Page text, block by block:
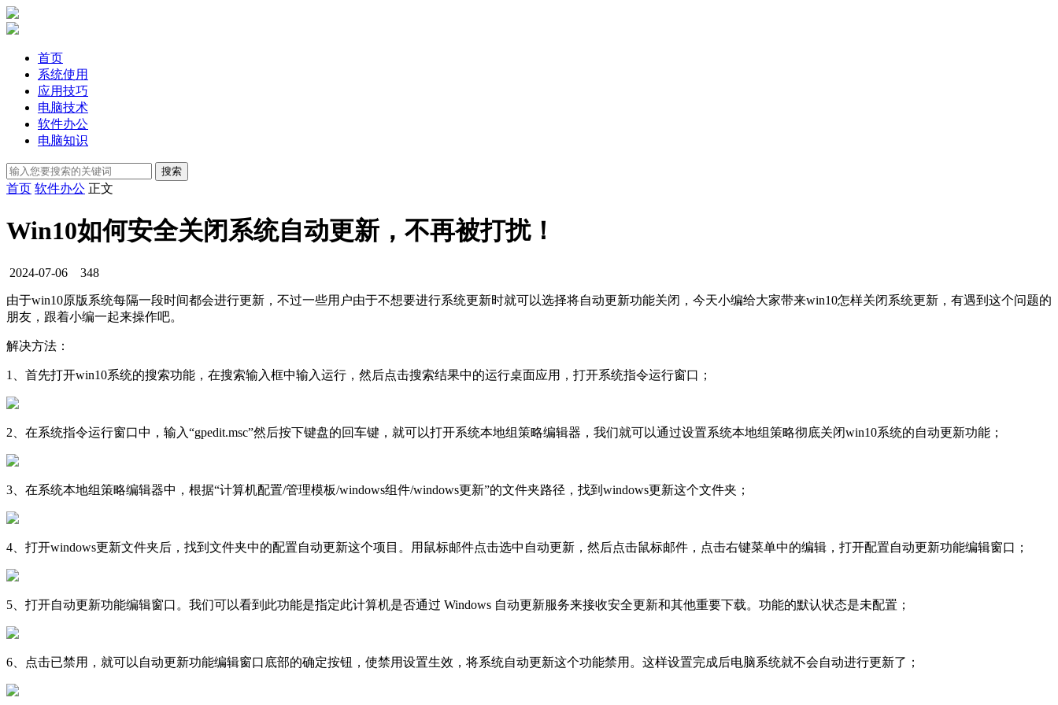
首页
系统使用
应用技巧
电脑技术
软件办公
电脑知识
首页 软件办公 正文
Win10如何安全关闭系统自动更新，不再被打扰！
2024-07-06 348
由于win10原版系统每隔一段时间都会进行更新，不过一些用户由于不想要进行系统更新时就可以选择将自动更新功能关闭，今天小编给大家带来win10怎样关闭系统更新，有遇到这个问题的
朋友，跟着小编一起来操作吧。
解决方法：
1、首先打开win10系统的搜索功能，在搜索输入框中输入运行，然后点击搜索结果中的运行桌面应用，打开系统指令运行窗口；
2、在系统指令运行窗口中，输入“gpedit.msc”然后按下键盘的回车键，就可以打开系统本地组策略编辑器，我们就可以通过设置系统本地组策略彻底关闭win10系统的自动更新功能；
3、在系统本地组策略编辑器中，根据“计算机配置/管理模板/windows组件/windows更新”的文件夹路径，找到windows更新这个文件夹；
4、打开windows更新文件夹后，找到文件夹中的配置自动更新这个项目。用鼠标邮件点击选中自动更新，然后点击鼠标邮件，点击右键菜单中的编辑，打开配置自动更新功能编辑窗口；
5、打开自动更新功能编辑窗口。我们可以看到此功能是指定此计算机是否通过 Windows 自动更新服务来接收安全更新和其他重要下载。功能的默认状态是未配置；
6、点击已禁用，就可以自动更新功能编辑窗口底部的确定按钮，使禁用设置生效，将系统自动更新这个功能禁用。这样设置完成后电脑系统就不会自动进行更新了；